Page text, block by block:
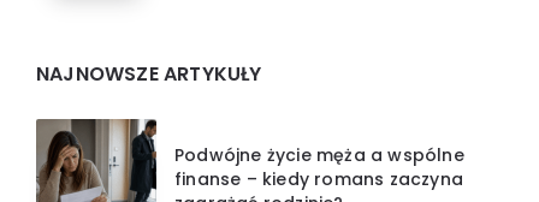
NAJNOWSZE ARTYKUŁY
Podwójne życie męża a wspólne
finanse – kiedy romans zaczyna